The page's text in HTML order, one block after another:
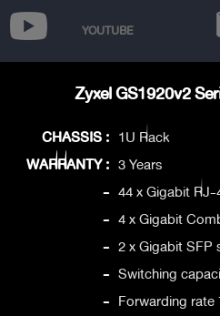
YOUTUBE
Zyxel GS1920v2
CHASSIS : 1U Rack
WARRANTY : 3 Years
- 44 x Gigabit
- 4 x Gigabit
- 2 x Gigabit SFP
- Switching
- Forwarding rate